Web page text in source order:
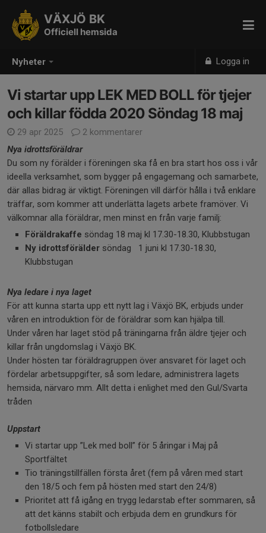
Nyheter Logga in
VÄXJÖ BK
Officiell hemsida
Vi startar upp LEK MED BOLL för tjejer
och killar födda 2020 Söndag 18 maj
29 apr 2025
2 kommentarer
Nya idrottsföräldrar
Du som ny förälder i föreningen ska få en bra start hos oss i vår
ideella verksamhet, som bygger på engagemang och samarbete,
där allas bidrag är viktigt. Föreningen vill därför hålla i två enklare
träffar, som kommer att underlätta lagets arbete framöver. Vi
välkomnar alla föräldrar, men minst en från varje familj:
Föräldrakaffe söndag 18 maj kl 17.30-18.30, Klubbstugan
Ny idrottsförälder söndag 1 juni kl 17.30-18.30,
Klubbstugan
Nya ledare i nya laget
För att kunna starta upp ett nytt lag i Växjö BK, erbjuds under
våren en introduktion för de föräldrar som kan hjälpa till.
Under våren har laget stöd på träningarna från äldre tjejer och
killar från ungdomslag i Växjö BK.
Under hösten tar föräldragruppen över ansvaret för laget och
fördelar arbetsuppgifter, så som ledare, administrera lagets
hemsida, närvaro mm. Allt detta i enlighet med den Gul/Svarta
tråden
Uppstart
Vi startar upp ”Lek med boll” för 5 åringar i Maj på
Sportfältet
Tio träningstillfällen första året (fem på våren med start
den 18/5 och fem på hösten med start den 24/8)
Prioritet att få igång en trygg ledarstab efter sommaren, så
att det känns stabilt och erbjuda dem en grundkurs för
fotbollsledare